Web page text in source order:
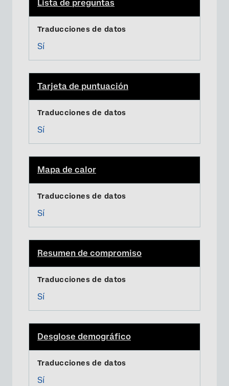
Lista de preguntas
Sí
Tarjeta de puntuación
Sí
Mapa de calor
Sí
Resumen de compromiso
Sí
Desglose demográfico
Sí